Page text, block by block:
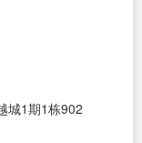
城1期1栋902